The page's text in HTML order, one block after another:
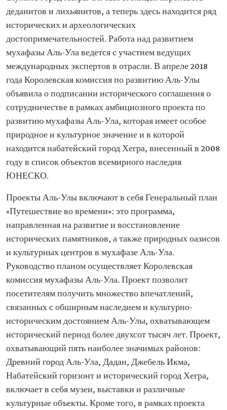
деданитов и лихьянитов, а теперь здесь находится ряд
исторических и археологических
достопримечательностей. Работа над развитием
мухафазы Аль-Ула ведется с участием ведущих
международных экспертов в отрасли. В апреле 2018
года Королевская комиссия по развитию Аль-Улы
объявила о подписании исторического соглашения о
сотрудничестве в рамках амбициозного проекта по
развитию мухафазы Аль-Ула, которая имеет особое
природное и культурное значение и в которой
находится набатейский город Хегра, внесенный в 2008
году в список объектов всемирного наследия
ЮНЕСКО.
Проекты Аль-Улы включают в себя Генеральный план
«Путешествие во времени»: это программа,
направленная на развитие и восстановление
исторических памятников, а также природных оазисов
и культурных центров в мухафазе Аль-Ула.
Руководство планом осуществляет Королевская
комиссия мухафазы Аль-Ула. Проект позволит
посетителям получить множество впечатлений,
связанных с обширным наследием и культурно-
историческим достоянием Аль-Улы, охватывающем
исторический период более двухсот тысяч лет. Проект,
охватывающий пять наиболее значимых районов:
Древний город Аль-Ула, Дадан, Джебель Икма,
Набатейский горизонт и исторический город Хегра,
включает в себя музеи, выставки и различные
культурные объекты. Кроме того, в рамках проекта